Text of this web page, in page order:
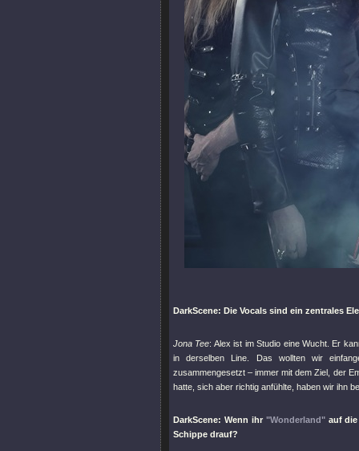
DarkScene: Die Vocals sind ein zentrales
Jona Tee: Alex ist im Studio eine Wucht. Er
in derselben Line. Das wollten wir
zusammengesetzt – immer mit dem Ziel, der
hatte, sich aber richtig anfühlte, haben wir ihn
DarkScene: Wenn ihr "Wonderland"auf die
Schippe drauf?